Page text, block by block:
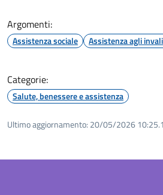
Argomenti:
Assistenza sociale Assistenza agli
Categorie:
Salute, benessere e assistenza
Ultimo aggiornamento: 20/05/2026